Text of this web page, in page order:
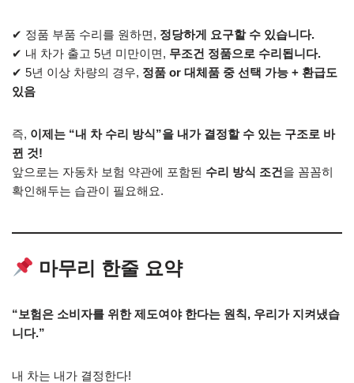
✔ 정품 부품 수리를 원하면, 정당하게 요구할 수 있습니다.
✔ 내 차가 출고 5년 미만이면, 무조건 정품으로 수리됩니다.
✔ 5년 이상 차량의 경우, 정품 or 대체품 중 선택 가능 + 환급도
있음
즉, 이제는 “내 차 수리 방식”을 내가 결정할 수 있는 구조로 바
뀐 것!
앞으로는 자동차 보험 약관에 포함된 수리 방식 조건을 꼼꼼히
확인해두는 습관이 필요해요.
마무리 한줄 요약
“보험은 소비자를 위한 제도여야 한다는 원칙, 우리가 지켜냈습
니다.”
내 차는 내가 결정한다!